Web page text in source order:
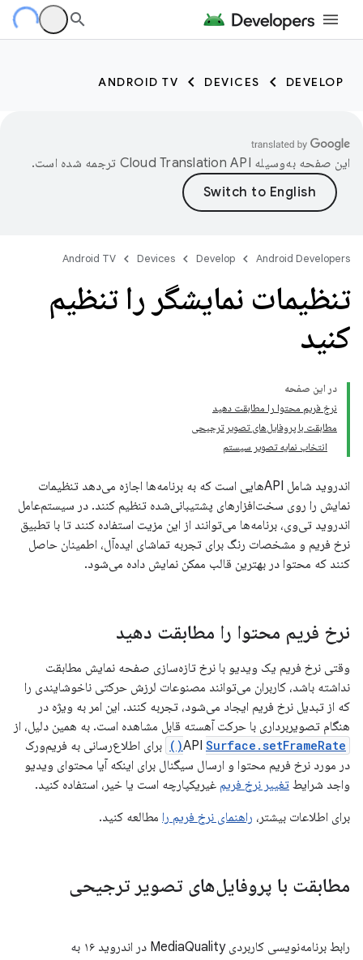
DEVELOP
DEVICES
ANDROID TV
این صفحه به‌وسیله ترجمه شده است.
Android Developers
Develop
Devices
Android TV
تنظیمات نمایشگر را تنظیم
کنید
در این صفحه
نرخ فریم محتوا را مطابقت دهید
مطابقت با پروفایل‌های تصویر ترجیحی
انتخاب نمایه تصویر سیستم
اندروید شامل APIهایی است که به برنامه‌ها اجازه می‌دهد تنظیمات
نمایش را روی سخت‌افزارهای پشتیبانی‌شده تنظیم کنند. در سیستم‌عامل
اندروید تی‌وی، برنامه‌ها می‌توانند از این مزیت استفاده کنند تا با تطبیق
نرخ فریم و مشخصات رنگ برای تجربه تماشای ایده‌آل، اطمینان حاصل
کنند که محتوا در بهترین قالب ممکن نمایش داده می‌شود.
نرخ فریم محتوا را مطابقت دهید
وقتی نرخ فریم یک ویدیو با نرخ تازه‌سازی صفحه نمایش مطابقت
نداشته باشد، کاربران می‌توانند مصنوعات لرزش حرکتی ناخوشایندی را
که از تبدیل نرخ فریم ایجاد می‌شود، تجربه کنند. این امر به ویژه در
هنگام تصویربرداری با حرکت آهسته قابل مشاهده است. به همین دلیل، از
API Surface.setFrameRate()
برای اطلاع‌رسانی به فریم‌ورک
در مورد نرخ فریم محتوا و ارسال سیگنال برای اینکه آیا محتوای ویدیو
واجد شرایط تغییر نرخ فریم غیریکپارچه است یا خیر، استفاده کنید.
برای اطلاعات بیشتر، راهنمای نرخ فریم را مطالعه کنید.
مطابقت با پروفایل‌های تصویر ترجیحی
رابط برنامه‌نویسی کاربردی MediaQuality در اندروید ۱۶ به